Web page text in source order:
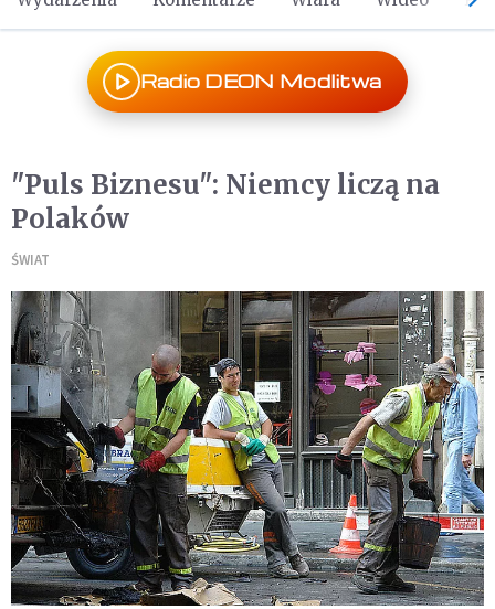
Radio DEON Modlitwa
"Puls Biznesu": Niemcy liczą na
Polaków
ŚWIAT